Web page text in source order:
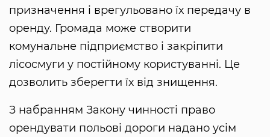
призначення і врегульовано їх передачу в
оренду. Громада може створити
комунальне підприємство і закріпити
лісосмуги у постійному користуванні. Це
дозволить зберегти їх від знищення.
З набранням Закону чинності право
орендувати польові дороги надано усім